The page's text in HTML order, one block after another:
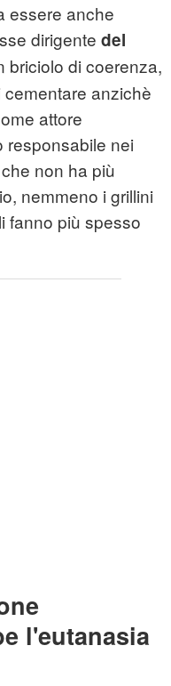
essere anche
dirigente del
briciolo di coerenza,
anzichè
attore
responsabile nei
non ha più
nemmeno i grillini
fanno più spesso
l'eutanasia